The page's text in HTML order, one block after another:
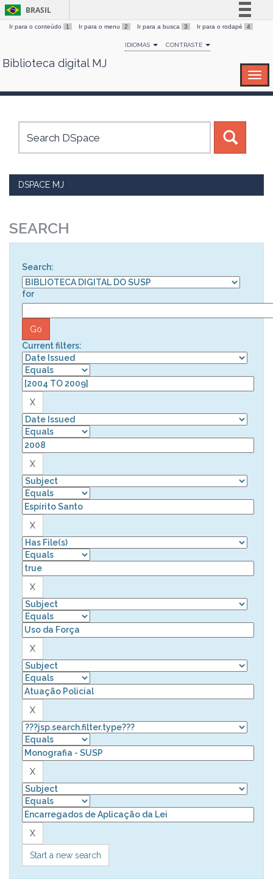
Skip
BRASIL
Simplifique!
Comunica BR
Canais
Ir para o conteúdo 1 Ir para o menu 2 Ir para a busca 3 Ir para o rodapé 4
IDIOMAS CONTRASTE
Biblioteca digital MJ
DSPACE MJ
SEARCH
Search:
for
Current filters:
Start a new search